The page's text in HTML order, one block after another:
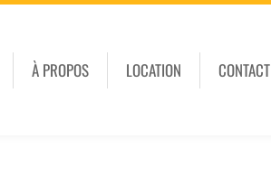
À PROPOS LOCATION CONTACT